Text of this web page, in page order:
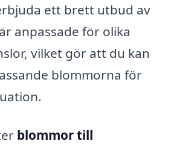
ett brett utbud av
anpassade för olika
vilket gör att du kan
blommorna för
blommor till